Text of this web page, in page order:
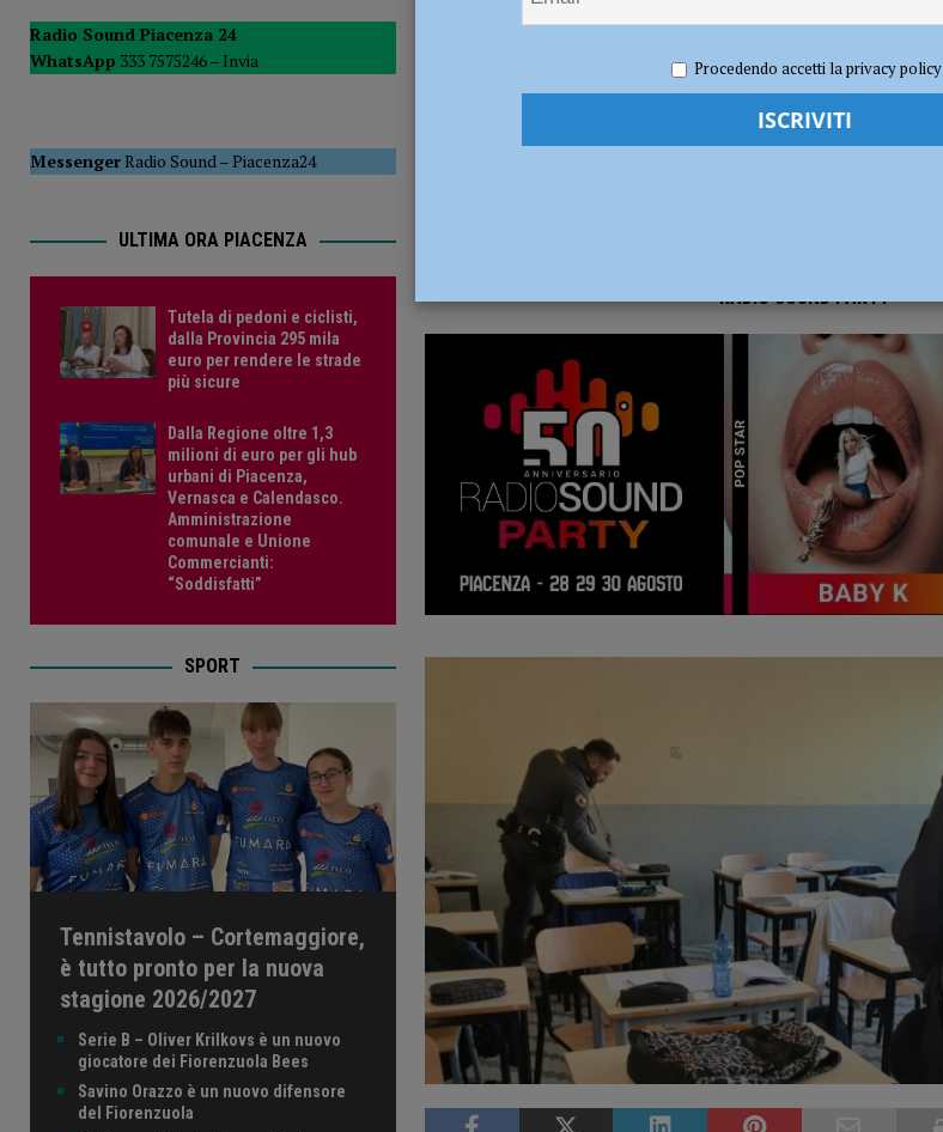
POLITICA
[ 5 Agosto 2026 ] Caldo estremo e asili nido, Tagliaferri (FdI): “Verificare subito la situazione nella provincia di Piacenza”
RADIO SOUND PARTY
Radio Sound Piacenza 24
WhatsApp 333 7575246 – Invia
MessengerRadio Sound–Piacenza24
ULTIMA ORA PIACENZA
Tutela di pedoni e ciclisti,
dalla Provincia 295 mila
euro per rendere le strade
più sicure
Dalla Regione oltre 1,3
milioni di euro per gli hub
urbani di Piacenza,
Vernasca e Calendasco.
Amministrazione
comunale e Unione
Commercianti:
“Soddisfatti”
SPORT
Tennistavolo – Cortemaggiore,
è tutto pronto per la nuova
stagione 2026/2027
Serie B – Oliver Krilkovs è un nuovo
giocatore dei Fiorenzuola Bees
Savino Orazzo è un nuovo difensore
del Fiorenzuola
Procedendo accetti la privacy policy